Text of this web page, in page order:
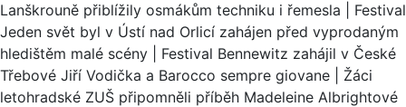
Lanškrouně přiblížily osmákům techniku i řemesla | Festival
Jeden svět byl v Ústí nad Orlicí zahájen před vyprodaným
hledištěm malé scény | Festival Bennewitz zahájil v České
Třebové Jiří Vodička a Barocco sempre giovane | Žáci
letohradské ZUŠ připomněli příběh Madeleine Albrightové